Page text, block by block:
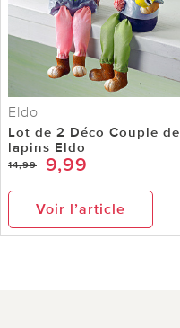
Eldo
Lot de 2 Déco Couple de
lapins Eldo
14,99 9,99
Voir l’article